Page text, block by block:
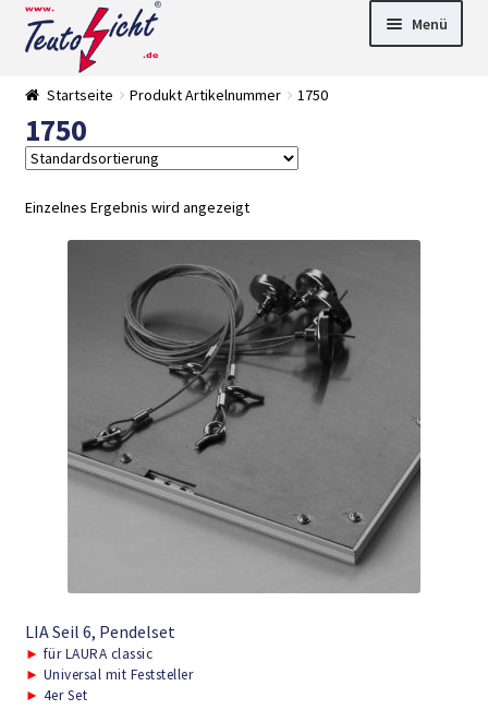
Zur
Navigation
springen
Springe
zum
Menü
►
Startseite Produkt Artikelnummer 1750
1750
Einzelnes Ergebnis wird angezeigt
LIA Seil 6, Pendelset
► für LAURA classic
► Universal mit Feststeller
► 4er Set